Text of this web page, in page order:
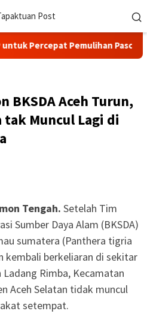
Percepat Pemulihan
BKSDA Aceh Turun,
Muncul Lagi di
Tengah. Setelah Tim
Sumber Daya Alam (BKSDA)
sumatera (Panthera tigria
kembali berkeliaran di sekitar
Rimba, Kecamatan
Aceh Selatan tidak muncul
setempat.